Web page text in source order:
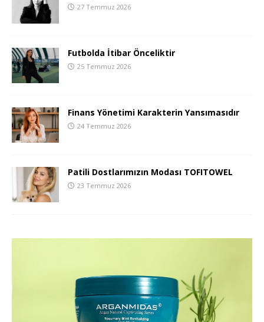
27 Temmuz 2026
Futbolda İtibar Önceliktir
25 Temmuz 2026
Finans Yönetimi Karakterin Yansımasıdır
24 Temmuz 2026
Patili Dostlarımızın Modası TOFITOWEL
23 Temmuz 2026